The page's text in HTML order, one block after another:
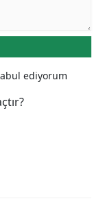
ediyorum